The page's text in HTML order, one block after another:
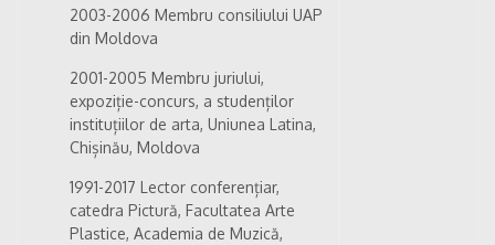
2003-2006 Membru consiliului UAP
din Moldova
2001-2005 Membru juriului,
expoziție-concurs, a studenților
instituțiilor de arta, Uniunea Latina,
Chișinău, Moldova
1991-2017 Lector conferențiar,
catedra Pictură, Facultatea Arte
Plastice, Academia de Muzică,